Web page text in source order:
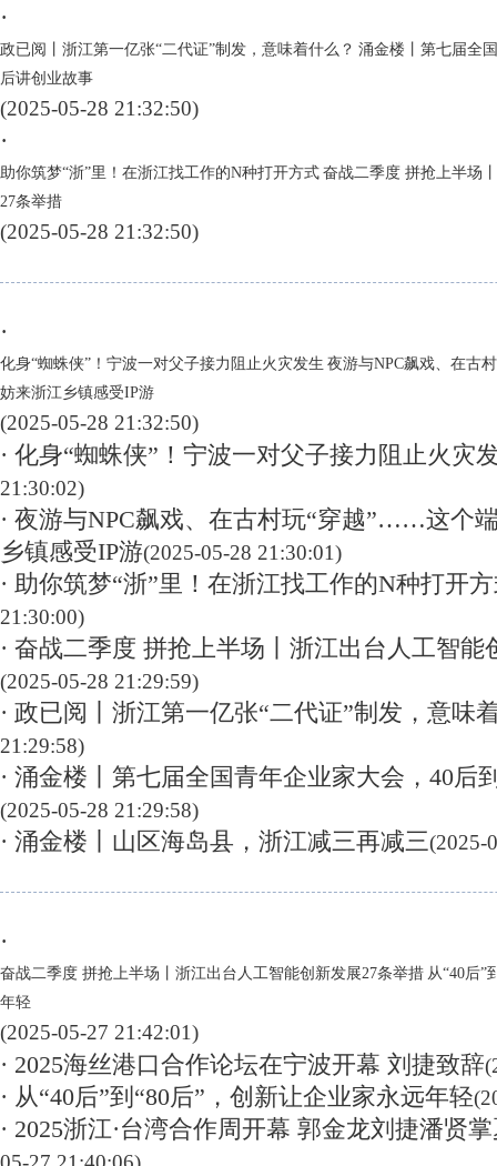
·
政已阅丨浙江第一亿张“二代证”制发，意味着什么？ 涌金楼丨第七届全
后讲创业故事
(2025-05-28 21:32:50)
·
助你筑梦“浙”里！在浙江找工作的N种打开方式 奋战二季度 拼抢上半场
27条举措
(2025-05-28 21:32:50)
·
化身“蜘蛛侠”！宁波一对父子接力阻止火灾发生 夜游与NPC飙戏、在古
妨来浙江乡镇感受IP游
(2025-05-28 21:32:50)
· 化身“蜘蛛侠”！宁波一对父子接力阻止火灾
21:30:02)
· 夜游与NPC飙戏、在古村玩“穿越”……这个
乡镇感受IP游(2025-05-28 21:30:01)
· 助你筑梦“浙”里！在浙江找工作的N种打开
21:30:00)
· 奋战二季度 拼抢上半场丨浙江出台人工智能
(2025-05-28 21:29:59)
· 政已阅丨浙江第一亿张“二代证”制发，意味
21:29:58)
· 涌金楼丨第七届全国青年企业家大会，40后
(2025-05-28 21:29:58)
· 涌金楼丨山区海岛县，浙江减三再减三(2025-
·
奋战二季度 拼抢上半场丨浙江出台人工智能创新发展27条举措 从“40后”
年轻
(2025-05-27 21:42:01)
· 2025海丝港口合作论坛在宁波开幕 刘捷致辞
· 从“40后”到“80后”，创新让企业家永远年轻
· 2025浙江·台湾合作周开幕 郭金龙刘捷潘贤